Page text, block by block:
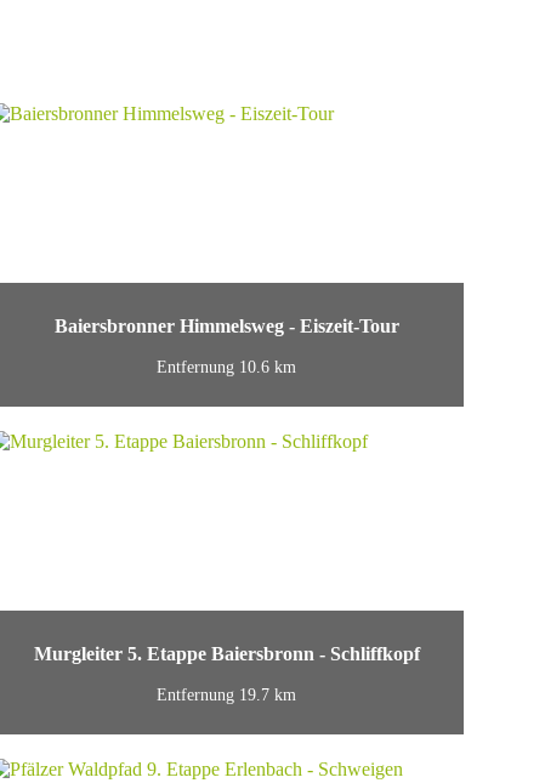
Baiersbronner Himmelsweg - Eiszeit-Tour
Entfernung 10.6 km
Murgleiter 5. Etappe Baiersbronn - Schliffkopf
Entfernung 19.7 km